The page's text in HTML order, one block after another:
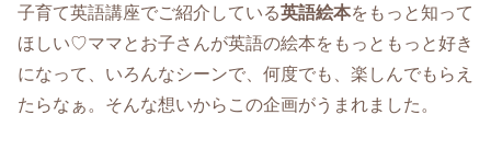
子育て英語講座でご紹介している英語絵本をもっと知って
ほしい♡ママとお子さんが英語の絵本をもっともっと好き
になって、いろんなシーンで、何度でも、楽しんでもらえ
たらなぁ。そんな想いからこの企画がうまれました。